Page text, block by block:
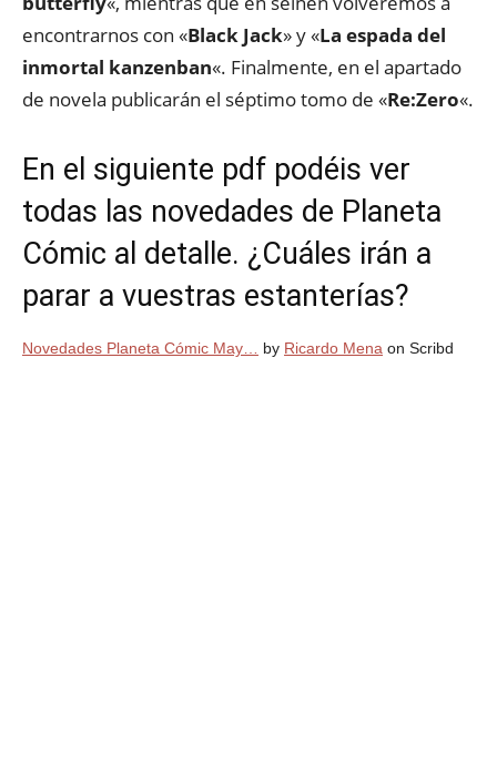
encontrarnos con «Black Jack» y «La espada del
inmortal kanzenban«. Finalmente, en el apartado
de novela publicarán el séptimo tomo de «Re:Zero«.
En el siguiente pdf podéis ver
todas las novedades de Planeta
Cómic al detalle. ¿Cuáles irán a
parar a vuestras estanterías?
Novedades Planeta Cómic May… by Ricardo Mena on Scribd